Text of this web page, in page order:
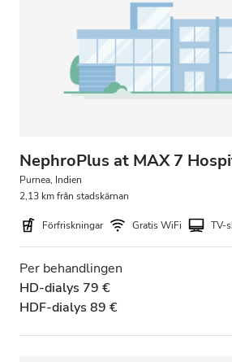
Patienter med hepatit B
Patienter med hepatit C
GHIC
Förfriskningar
Gratis WiFi
TV-skärmar
NephroPlus at MAX 7
Purnea, Indien
2,13 km från stadskärnan
Förfriskningar Gratis WiFi TV-
Per behandlingen
HD-dialys 79 €
HDF-dialys 89 €